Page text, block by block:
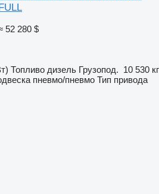
52 280 $
Топливо дизель Грузопод. 10 530 кг
пневмо/пневмо Тип привода